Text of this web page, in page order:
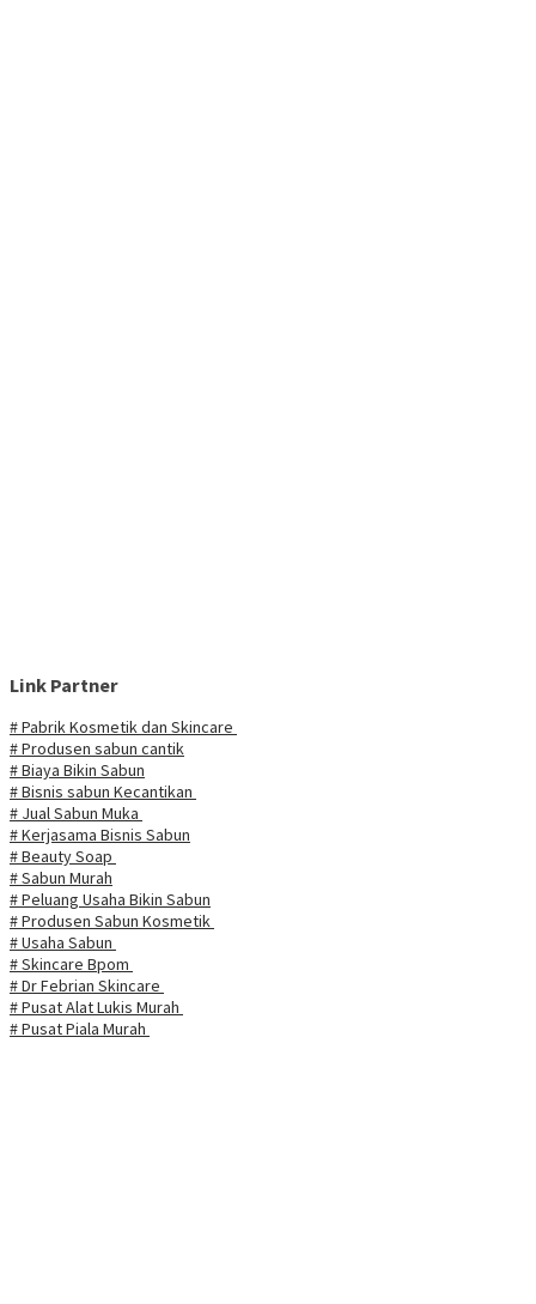
Link Partner
# Pabrik Kosmetik dan Skincare
# Produsen sabun cantik
# Biaya Bikin Sabun
# Bisnis sabun Kecantikan
# Jual Sabun Muka
# Kerjasama Bisnis Sabun
# Beauty Soap
# Sabun Murah
# Peluang Usaha Bikin Sabun
# Produsen Sabun Kosmetik
# Usaha Sabun
# Skincare Bpom
# Dr Febrian Skincare
# Pusat Alat Lukis Murah
# Pusat Piala Murah